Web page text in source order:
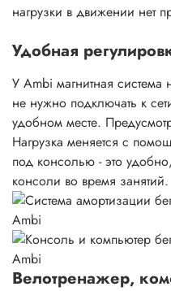
нагрузки в движении нет
Удобная
У Ambi магнитная система
не нужно подключать к
удобном месте.
Нагрузка меняется с
под консолью - это удобно,
консоли во время занятий.
Велотренажер,